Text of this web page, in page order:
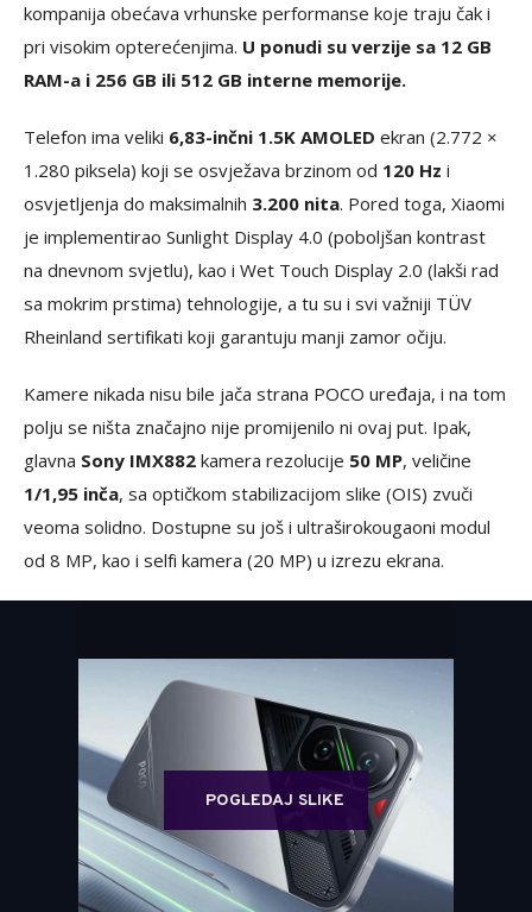
kompanija obećava vrhunske performanse koje traju čak i
pri visokim opterećenjima. U ponudi su verzije sa 12 GB
RAM-a i 256 GB ili 512 GB interne memorije.
Telefon ima veliki 6,83-inčni 1.5K AMOLED ekran (2.772 ×
1.280 piksela) koji se osvježava brzinom od 120 Hz i
osvjetljenja do maksimalnih 3.200 nita. Pored toga, Xiaomi
je implementirao Sunlight Display 4.0 (poboljšan kontrast
na dnevnom svjetlu), kao i Wet Touch Display 2.0 (lakši rad
sa mokrim prstima) tehnologije, a tu su i svi važniji TÜV
Rheinland sertifikati koji garantuju manji zamor očiju.
Kamere nikada nisu bile jača strana POCO uređaja, i na tom
polju se ništa značajno nije promijenilo ni ovaj put. Ipak,
glavna Sony IMX882 kamera rezolucije 50 MP, veličine
1/1,95 inča, sa optičkom stabilizacijom slike (OIS) zvuči
veoma solidno. Dostupne su još i ultraširokougaoni modul
od 8 MP, kao i selfi kamera (20 MP) u izrezu ekrana.
POGLEDAJ SLIKE